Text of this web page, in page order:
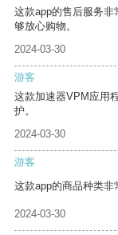
这款app的售后服务
够放心购物。
2024-03-30
游客
这款加速器VPM应用
护。
2024-03-30
游客
这款app的商品种类非
2024-03-30